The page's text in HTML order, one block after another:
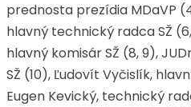
prednosta prezídia MDaVP
hlavný technický radca SŽ
hlavný komisár SŽ (8, 9),
SŽ (10), Ľudovít Vyčislík,
Eugen Kevický, technický